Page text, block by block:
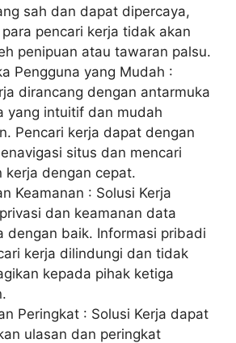
sah dan dapat dipercaya,
pencari kerja tidak akan
penipuan atau tawaran palsu.
Pengguna yang Mudah :
dirancang dengan antarmuka
yang intuitif dan mudah
Pencari kerja dapat dengan
situs dan mencari
kerja dengan cepat.
Keamanan : Solusi Kerja
dan keamanan data
dengan baik. Informasi pribadi
kerja dilindungi dan tidak
kepada pihak ketiga
Peringkat : Solusi Kerja dapat
ulasan dan peringkat